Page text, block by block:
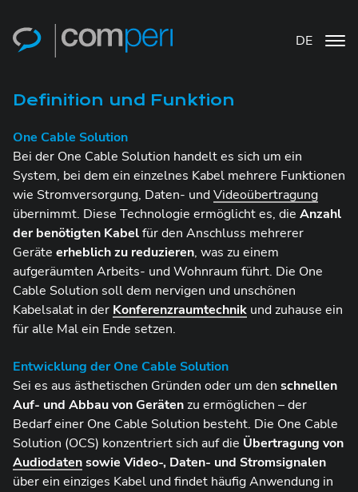
DE
Definition und Funktion
One Cable Solution
Bei der One Cable Solution handelt es sich um ein
System, bei dem ein einzelnes Kabel mehrere Funktionen
wie Stromversorgung, Daten- undVideoübertragung
übernimmt. Diese Technologie ermöglicht es, die Anzahl
der benötigten Kabelfür den Anschluss mehrerer
Geräte erheblich zu reduzieren, was zu einem
aufgeräumten Arbeits- und Wohnraum führt. Die One
Cable Solution soll dem nervigen und unschönen
Kabelsalat in der Konferenzraumtechnik und zuhause ein
für alle Mal ein Ende setzen.
Entwicklung der One Cable Solution
Sei es aus ästhetischen Gründen oder um den schnellen
Auf- und Abbau von Gerätenzu ermöglichen – der
Bedarf einer One Cable Solution besteht. Die One Cable
Solution (OCS) konzentriert sich auf die Übertragung von
Audiodatensowie Video-, Daten- und Stromsignalen
über ein einziges Kabel und findet häufig Anwendung in